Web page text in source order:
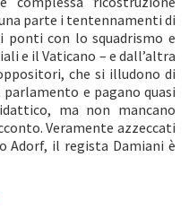
parte i tentennamenti di
ponti con lo squadrismo e
e il Vaticano – e dall’altra
che si illudono di
e pagano quasi
ma non mancano
Veramente azzeccati
il regista Damiani è